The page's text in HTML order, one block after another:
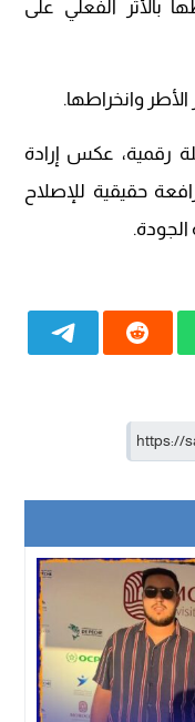
بالأثر الفعلي على
وانخراطها.
رقمية، عكس إرادة
حقيقية للإصلاح